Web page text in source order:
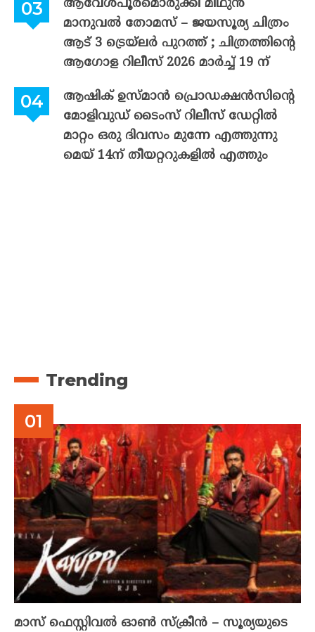
ആവേശപൂരമൊരുക്കി മിഥുൻ
മാനുവൽ തോമസ് – ജയസൂര്യ ചിത്രം
ആട് 3 ട്രെയ്‌ലർ പുറത്ത് ; ചിത്രത്തിന്റെ
ആഗോള റിലീസ് 2026 മാർച്ച് 19 ന്
ആഷിക് ഉസ്മാൻ പ്രൊഡക്ഷൻസിന്റെ
മോളിവുഡ് ടൈംസ് റിലീസ് ഡേറ്റിൽ
മാറ്റം ഒരു ദിവസം മുന്നേ എത്തുന്നു
മെയ് 14ന് തീയറ്ററുകളിൽ എത്തും
Trending
മാസ് ഫെസ്റ്റിവൽ ഓൺ സ്‌ക്രീൻ – സൂര്യയുടെ